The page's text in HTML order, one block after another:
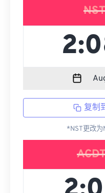
复制
*NST更改为